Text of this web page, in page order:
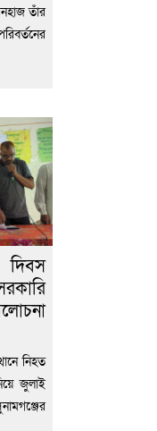
তাঁর
নিহত
জুলাই